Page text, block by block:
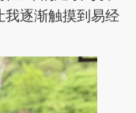
我逐渐触摸到易经